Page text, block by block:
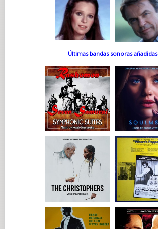
Últimas bandas sonoras añadidas